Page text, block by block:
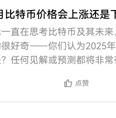
比特币价格会上涨还是
直在思考比特币及其未
很好奇——你们认为2025
任何见解或预测都将非
点赞